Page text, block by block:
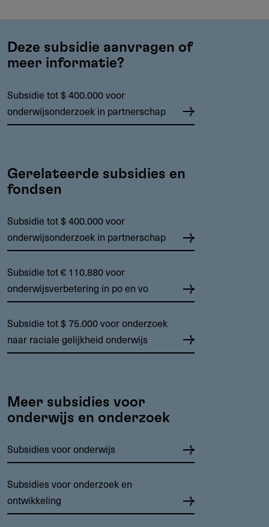
Deze subsidie aanvragen of
meer informatie?
Subsidie tot $ 400.000 voor
onderwijsonderzoek in partnerschap
Gerelateerde subsidies en
fondsen
Subsidie tot $ 400.000 voor
onderwijsonderzoek in partnerschap
Subsidie tot € 110.880 voor
onderwijsverbetering in po en vo
Subsidie tot $ 75.000 voor onderzoek
naar raciale gelijkheid onderwijs
Meer subsidies voor
onderwijs en onderzoek
Subsidies voor onderwijs
Subsidies voor onderzoek en
ontwikkeling